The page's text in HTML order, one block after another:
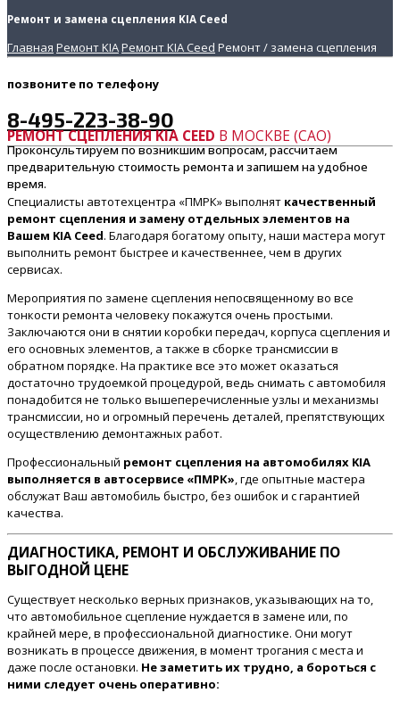
Ремонт и замена сцепления KIA Ceed
Главная Ремонт KIAРемонт KIA Ceed Ремонт / замена сцепления
позвоните по телефону
8-495-223-38-90
Проконсультируем по возникшим вопросам, рассчитаем
предварительную стоимость ремонта и запишем на удобное
время.
РЕМОНТ СЦЕПЛЕНИЯ KIA CEED В МОСКВЕ (САО)
Специалисты автотехцентра «ПМРК» выполнят качественный
ремонт сцепления и замену отдельных элементов на
Вашем KIA Ceed. Благодаря богатому опыту, наши мастера могут
выполнить ремонт быстрее и качественнее, чем в других
сервисах.
Мероприятия по замене сцепления непосвященному во все
тонкости ремонта человеку покажутся очень простыми.
Заключаются они в снятии коробки передач, корпуса сцепления и
его основных элементов, а также в сборке трансмиссии в
обратном порядке. На практике все это может оказаться
достаточно трудоемкой процедурой, ведь снимать с автомобиля
понадобится не только вышеперечисленные узлы и механизмы
трансмиссии, но и огромный перечень деталей, препятствующих
осуществлению демонтажных работ.
Профессиональный ремонт сцепления на автомобилях KIA
выполняется в автосервисе «ПМРК», где опытные мастера
обслужат Ваш автомобиль быстро, без ошибок и с гарантией
качества.
ДИАГНОСТИКА, РЕМОНТ И ОБСЛУЖИВАНИЕ ПО
ВЫГОДНОЙ ЦЕНЕ
Существует несколько верных признаков, указывающих на то,
что автомобильное сцепление нуждается в замене или, по
крайней мере, в профессиональной диагностике. Они могут
возникать в процессе движения, в момент трогания с места и
даже после остановки. Не заметить их трудно, а бороться с
ними следует очень оперативно: